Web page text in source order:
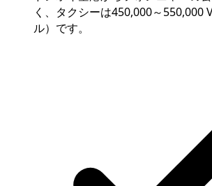
く、タクシーは450,000～550,000
ル）です。